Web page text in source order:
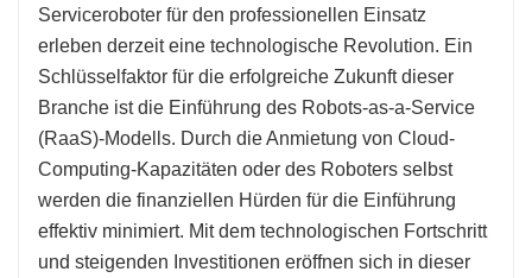
Serviceroboter für den professionellen Einsatz
erleben derzeit eine technologische Revolution. Ein
Schlüsselfaktor für die erfolgreiche Zukunft dieser
Branche ist die Einführung des Robots-as-a-Service
(RaaS)-Modells. Durch die Anmietung von Cloud-
Computing-Kapazitäten oder des Roboters selbst
werden die finanziellen Hürden für die Einführung
effektiv minimiert. Mit dem technologischen Fortschritt
und steigenden Investitionen eröffnen sich in dieser